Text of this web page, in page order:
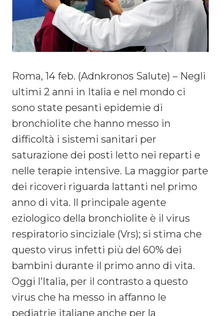
Roma, 14 feb. (Adnkronos Salute) – Negli
ultimi 2 anni in Italia e nel mondo ci
sono state pesanti epidemie di
bronchiolite che hanno messo in
difficoltà i sistemi sanitari per
saturazione dei posti letto nei reparti e
nelle terapie intensive. La maggior parte
dei ricoveri riguarda lattanti nel primo
anno di vita. Il principale agente
eziologico della bronchiolite è il virus
respiratorio sinciziale (Vrs); si stima che
questo virus infetti più del 60% dei
bambini durante il primo anno di vita.
Oggi l’Italia, per il contrasto a questo
virus che ha messo in affanno le
pediatrie italiane anche per la